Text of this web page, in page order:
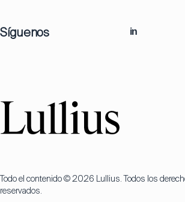
Síguenos in
Todo el contenido © 2026 Lullius. Todos los
reservados.